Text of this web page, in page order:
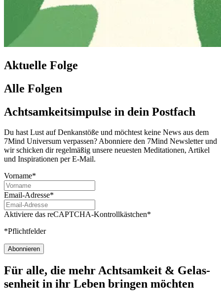
Aktuelle Folge
Alle Folgen
Achtsamkeitsimpulse in dein Postfach
Du hast Lust auf Denkanstöße und möchtest keine News aus dem
7Mind Universum verpassen? Abon­niere den 7Mind News­let­ter und
wir schicken dir regelmäßig unsere neuesten Meditationen, Artikel
und Inspirationen per E-Mail.
Vorname*
Email-Adresse*
Aktiviere das reCAPTCHA-Kontrollkästchen*
*Pflichtfelder
Abonnieren
Für alle, die mehr Acht­sam­keit & Gelas­
sen­heit in ihr Leben brin­gen möch­ten